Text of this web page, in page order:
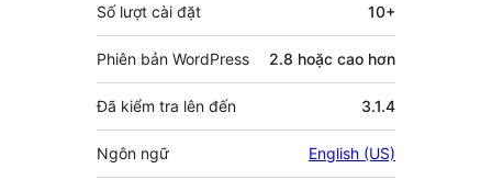
Số lượt cài đặt 10+
Phiên bản WordPress 2.8 hoặc cao hơn
Đã kiểm tra lên đến 3.1.4
Ngôn ngữ English (US)